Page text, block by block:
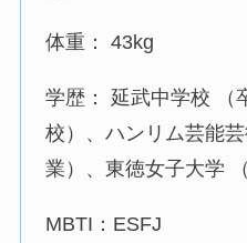
体重： 43kg
学歴： 延武中学校 （
校）、ハンリム芸能
業）、東徳女子大学
MBTI：ESFJ